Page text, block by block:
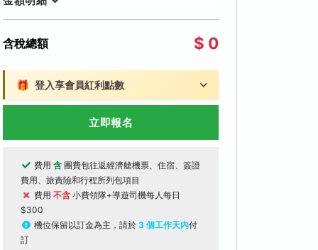
含稅總額 $ 0
🎁 登入享會員紅利點數
立即報名
費用 含 團費包往返經濟艙機票、住宿、簽證
費用、旅責險和行程所列包項目
費用 不含 小費領隊+導遊司機每人每日
$300
機位保留以訂金為主，請於 3 個工作天內付
訂